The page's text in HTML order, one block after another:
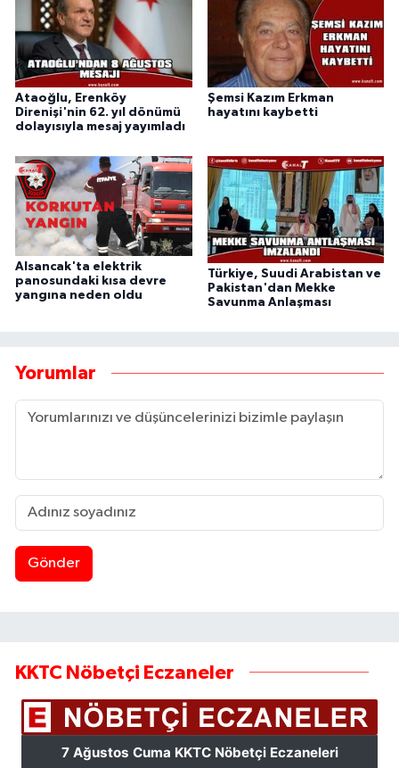
Ataoğlu, Erenköy
Direnişi'nin 62. yıl dönümü
dolayısıyla mesaj yayımladı
Şemsi Kazım Erkman
hayatını kaybetti
Alsancak'ta elektrik
panosundaki kısa devre
yangına neden oldu
Türkiye, Suudi Arabistan ve
Pakistan'dan Mekke
Savunma Anlaşması
Yorumlar
Gönder
KKTC Nöbetçi Eczaneler